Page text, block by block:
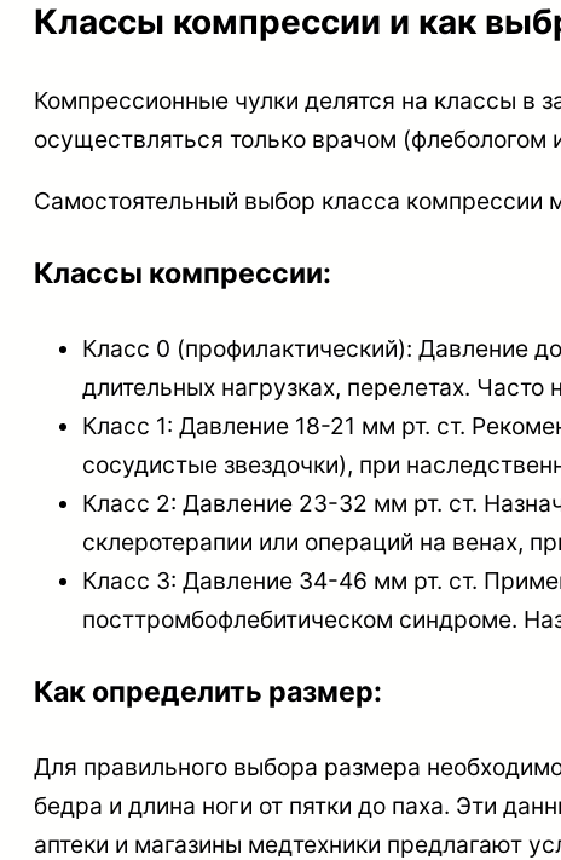
Классы компрессии и как
Компрессионные чулки делятся на классы в
осуществляться только врачом (флебологом
Самостоятельный выбор класса
Классы компрессии:
Класс 0 (профилактический): Давление
длительных нагрузках, перелетах.
Класс 1: Давление 18-21 мм рт. ст.
сосудистые звездочки), при
Класс 2: Давление 23-32 мм рт. ст.
склеротерапии или операций на венах,
Класс 3: Давление 34-46 мм рт. ст.
посттромбофлебитическом синдроме.
Как определить размер:
Для правильного выбора размера
бедра и длина ноги от пятки до паха. Эти
аптеки и магазины медтехники предлагают